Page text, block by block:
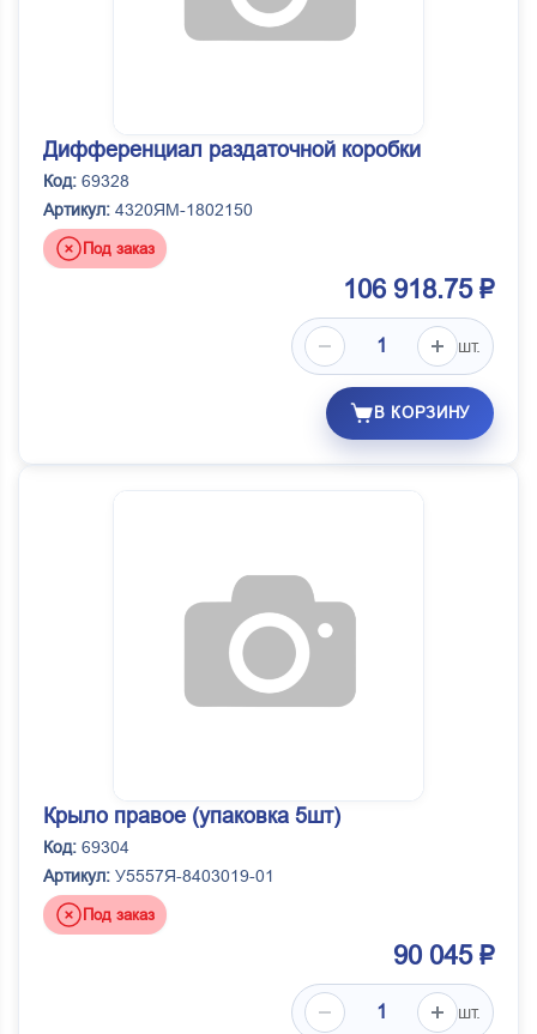
Дифференциал раздаточной коробки
Код: 69328
Артикул: 4320ЯМ-1802150
Под заказ
106 918.75 ₽
шт.
В КОРЗИНУ
Крыло правое (упаковка 5шт)
Код: 69304
Артикул: У5557Я-8403019-01
Под заказ
90 045 ₽
шт.